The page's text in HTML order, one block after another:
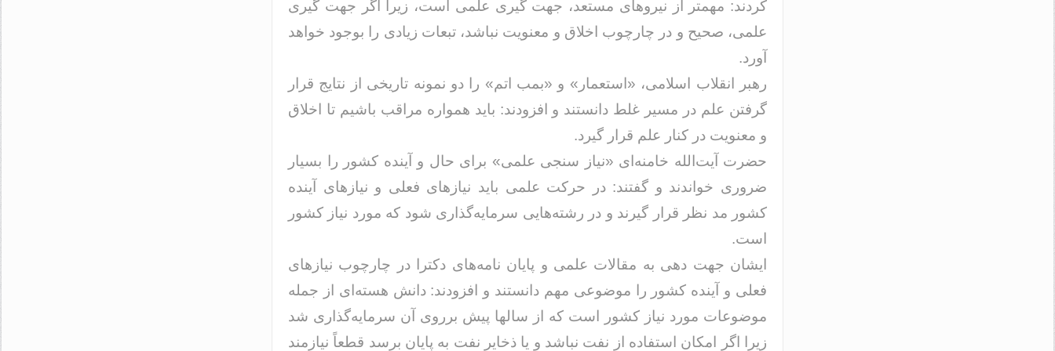
کردند: مهمتر از نیروهای مستعد، جهت گیری علمی است، زیرا اگر جهت گیری
علمی، صحیح و در چارچوب اخلاق و معنویت نباشد، تبعات زیادی را بوجود خواهد
آورد.
رهبر انقلاب اسلامی، «استعمار» و «بمب اتم» را دو نمونه تاریخی از نتایج قرار
گرفتن علم در مسیر غلط دانستند و افزودند: باید همواره مراقب باشیم تا اخلاق
و معنویت در کنار علم قرار گیرد.
حضرت آیت‌الله خامنه‌ای «نیاز سنجی علمی» برای حال و آینده کشور را بسیار
ضروری خواندند و گفتند: در حرکت علمی باید نیازهای فعلی و نیازهای آینده
کشور مد نظر قرار گیرند و در رشته‌هایی سرمایه‌گذاری شود که مورد نیاز کشور
است.
ایشان جهت دهی به مقالات علمی و پایان نامه‌های دکترا در چارچوب نیازهای
فعلی و آینده کشور را موضوعی مهم دانستند و افزودند: دانش هسته‌ای از جمله
موضوعات مورد نیاز کشور است که از سالها پیش برروی آن سرمایه‌گذاری شد
زیرا اگر امکان استفاده از نفت نباشد و یا ذخایر نفت به پایان برسد قطعاً نیازمند